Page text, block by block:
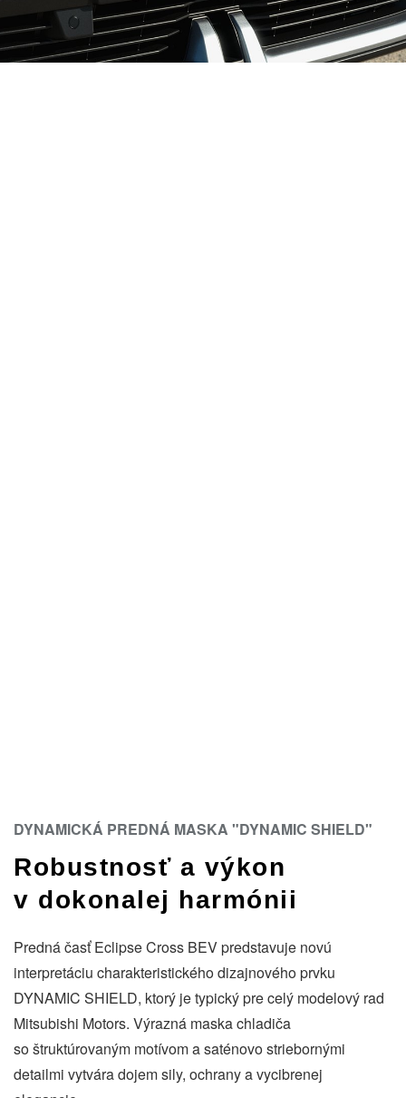
DYNAMICKÁ PREDNÁ MASKA "DYNAMIC SHIELD"
Robustnosť a výkon
v dokonalej harmónii
Predná časť Eclipse Cross BEV predstavuje novú
interpretáciu charakteristického dizajnového prvku
DYNAMIC SHIELD, ktorý je typický pre celý modelový rad
Mitsubishi Motors. Výrazná maska chladiča
so štruktúrovaným motívom a saténovo striebornými
detailmi vytvára dojem sily, ochrany a vycibrenej